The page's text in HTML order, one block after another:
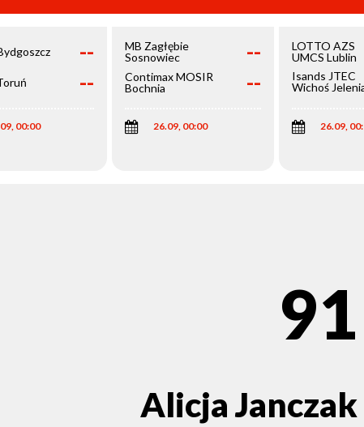
--
--
00:00
MB Zagłębie
Sosnowiec
--
Contimax MOSIR
Bochnia
--
26.09, 00:00
LOTTO AZS
UMCS Lublin
Isands JTEC
Wichoś
26.09,
91
Alicja Janczak